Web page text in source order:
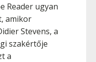
Reader ugyan
amikor
Stevens, a
szakértője
a